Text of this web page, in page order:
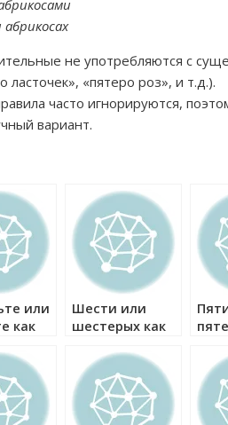
не употребляются с
ласточек», «пятеро роз», и т.д.).
часто игнорируются,
вариант.
или
как
Шести или
шестерых как